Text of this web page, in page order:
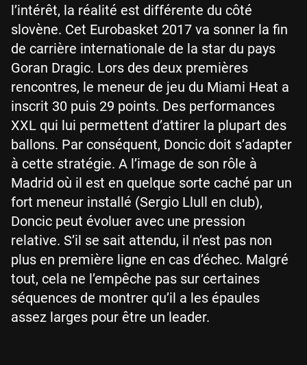
l’intérêt, la réalité est différente du côté
slovène. Cet Eurobasket 2017 va sonner la fin
de carrière internationale de la star du pays
Goran Dragic. Lors des deux premières
rencontres, le meneur de jeu du Miami Heat a
inscrit 30 puis 29 points. Des performances
XXL qui lui permettent d’attirer la plupart des
ballons. Par conséquent, Doncic doit s’adapter
à cette stratégie. A l’image de son rôle à
Madrid où il est en quelque sorte caché par un
fort meneur installé (Sergio Llull en club),
Doncic peut évoluer avec une pression
relative. S’il se sait attendu, il n’est pas non
plus en première ligne en cas d’échec. Malgré
tout, cela ne l’empêche pas sur certaines
séquences de montrer qu’il a les épaules
assez larges pour être un leader.